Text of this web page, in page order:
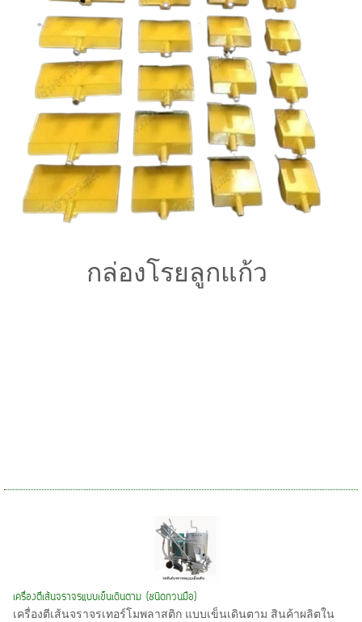
กล่องโรยลูกแก้ว
เครื่องตีเส้นจราจรแบบเข็นเดินตาม (ชนิดกวนมือ)
เครื่องตีเส้นจราจรเทอร์โมพลาสติก แบบเข็นเดินตาม สินค้าผลิตใน